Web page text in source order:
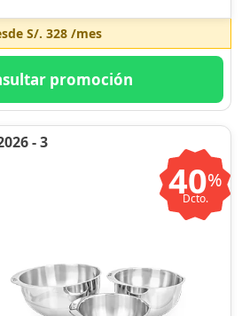
S/. 328/mes
promoción
- 3
40%
Dcto.